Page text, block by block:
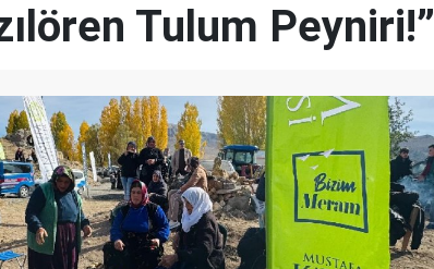
Tulum Peyniri!”